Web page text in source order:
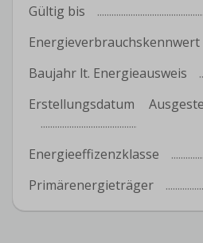
Gültig bis
Energieverbrauchskennwert
Baujahr lt. Energieausweis
Erstellungsdatum
Energieeffizenzklasse
Primärenergieträger